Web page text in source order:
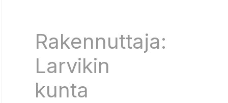
Rakennuttaja:
Larvikin
kunta